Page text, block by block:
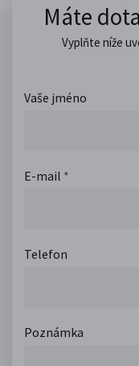
Máte
Vyplňte níže
Vaše jméno
E-mail *
Telefon
Poznámka